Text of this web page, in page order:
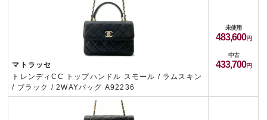
マトラッセ
トレンディCC トップハンドル スモール / ラムスキン
/ ブラック / 2WAYバッグ A92236
未使用
483,600
中古
433,700